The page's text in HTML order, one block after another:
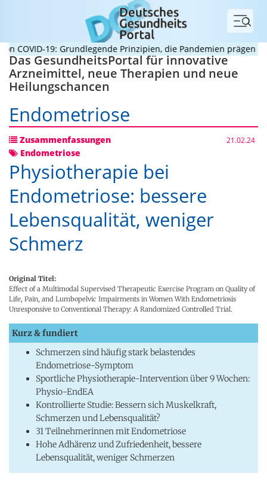
Menü
19: Grundlegende Prinzipien, die Pandemien prägen
Das GesundheitsPortal für innovative
Arzneimittel, neue Therapien und neue
Heilungschancen
Endometriose
Zusammenfassungen 21.02.24
Endometriose
Physiotherapie bei
Endometriose: bessere
Lebensqualität, weniger
Schmerz
Original Titel:
Effect of a Multimodal Supervised Therapeutic Exercise Program on Quality of
Life, Pain, and Lumbopelvic Impairments in Women With Endometriosis
Unresponsive to Conventional Therapy: A Randomized Controlled Trial.
Kurz & fundiert
Schmerzen sind häufig stark belastendes
Endometriose-Symptom
Sportliche Physiotherapie-Intervention über 9 Wochen:
Physio-EndEA
Kontrollierte Studie: Bessern sich Muskelkraft,
Schmerzen und Lebensqualität?
31 Teilnehmerinnen mit Endometriose
Hohe Adhärenz und Zufriedenheit, bessere
Lebensqualität, weniger Schmerzen